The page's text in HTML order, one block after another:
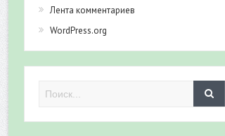
Лента комментариев
WordPress.org